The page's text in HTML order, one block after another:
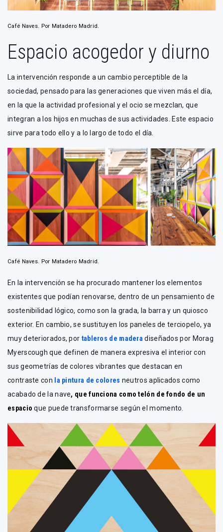
Café Naves. Por Matadero Madrid.
Espacio acogedor y diurno
La intervención responde a un cambio perceptible de la
sociedad, pensado para las generaciones que viven más el día,
en la que la actividad profesional y el ocio se mezclan, que
integran a los hijos en muchas de sus actividades. Este espacio
sirve para todo ello y a lo largo de todo el día.
Café Naves. Por Matadero Madrid.
En la intervención se ha procurado mantener los elementos
existentes que podían renovarse, dentro de un pensamiento de
sostenibilidad lógico, como son la grada, la barra y un quiosco
exterior. En cambio, se sustituyen los paneles de terciopelo, ya
muy deteriorados, por tableros de madera diseñados por Morag
Myerscough que definen de manera expresiva el interior con
sus geometrías de colores vibrantes que destacan en
contraste con la pintura de colores neutros aplicados como
acabado de la nave, que funciona como telón de fondo de un
espacio que puede transformarse según el momento.